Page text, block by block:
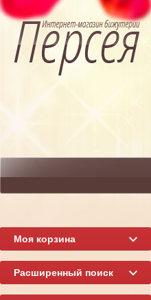
Моя корзина
Расширенный поиск